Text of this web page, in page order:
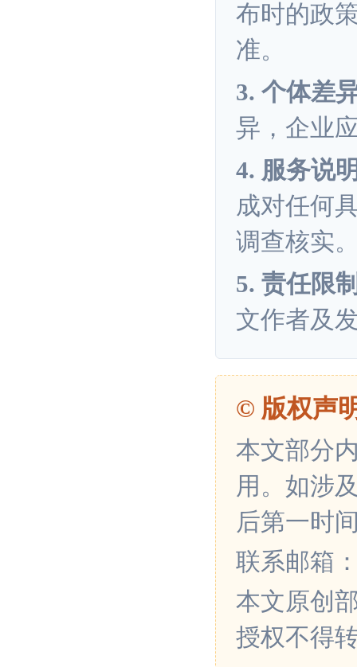
布时的政
准。
3. 个体差
异，企业
4. 服务说
成对任何
调查核实
5. 责任限
文作者及
© 版权声
本文部分
用。如涉
后第一时
联系邮箱
本文原创
授权不得